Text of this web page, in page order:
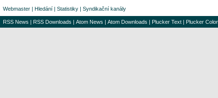
Webmaster | Hledání | Statistiky | Syndikační kanály
RSS News | RSS Downloads | Atom News | Atom Downloads | Plucker Text | Plucker Color